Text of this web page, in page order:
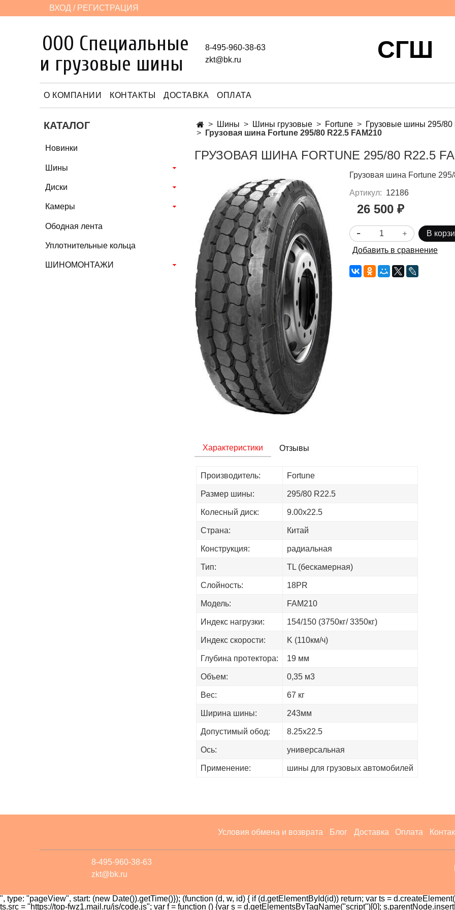
ВХОД / РЕГИСТРАЦИЯ
ООО Специальные
и грузовые шины
8-495-960-38-63
zkt@bk.ru
СГШ
О КОМПАНИИ КОНТАКТЫ ДОСТАВКА ОПЛАТА
Шины Шины грузовые Fortune
Грузовые шины 295/80
Грузовая шина Fortune 295/80 R22.5 FAM210
ГРУЗОВАЯ ШИНА FORTUNE 295/80 R22.5
Грузовая шина Fortune
Артикул: 12186
26 500 ₽
В
Добавить в сравнение
Характеристики
Производитель: Fortune
Размер шины: 295/80 R22.5
Колесный диск: 9.00х22.5
Страна: Китай
Конструкция: радиальная
Тип: TL (бескамерная)
Слойность: 18PR
Модель: FAM210
Индекс нагрузки: 154/150 (3750кг/ 3350кг)
Индекс скорости: K (110км/ч)
Глубина протектора: 19 мм
Объем: 0,35 м3
Вес: 67 кг
Ширина шины: 243мм
Допустимый обод: 8.25х22.5
Ось: универсальная
Применение: шины для грузовых автомобилей
Отзывы
КАТАЛОГ
Новинки
Шины
Диски
Камеры
Ободная лента
Уплотнительные кольца
ШИНОМОНТАЖИ
Условия обмена и возврата Блог Доставка Оплата
8-495-960-38-63
zkt@bk.ru
", type: "pageView", start: (new Date()).getTime()}); (function (d, w, id) { if (d.getElementById(id)) return; var ts =
ts.src = "https://top-fwz1.mail.ru/js/code.js"; var f = function () {var s = d.getElementsByTagName("script")[0];